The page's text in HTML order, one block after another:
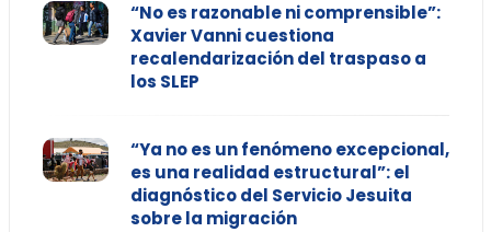
“No es razonable ni comprensible”:
Xavier Vanni cuestiona
recalendarización del traspaso a
los SLEP
“Ya no es un fenómeno excepcional,
es una realidad estructural”: el
diagnóstico del Servicio Jesuita
sobre la migración